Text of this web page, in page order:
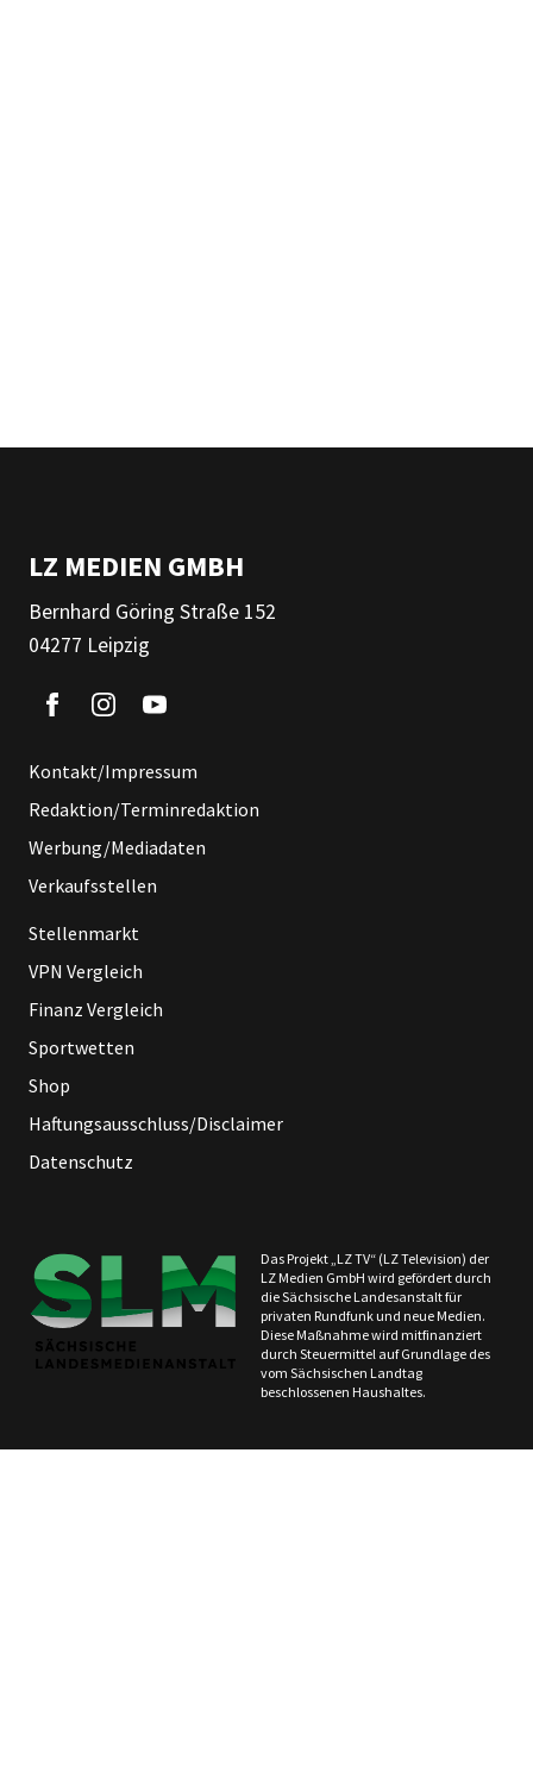
LZ MEDIEN GMBH
Bernhard Göring Straße 152
04277 Leipzig
Kontakt/Impressum
Redaktion/Terminredaktion
Werbung/Mediadaten
Verkaufsstellen
Stellenmarkt
VPN Vergleich
Finanz Vergleich
Sportwetten
Shop
Haftungsausschluss/Disclaimer
Datenschutz
Das Projekt „LZ TV“ (LZ Television) der
LZ Medien GmbH wird gefördert durch
die Sächsische Landesanstalt für
privaten Rundfunk und neue Medien.
Diese Maßnahme wird mitfinanziert
durch Steuermittel auf Grundlage des
vom Sächsischen Landtag
beschlossenen Haushaltes.